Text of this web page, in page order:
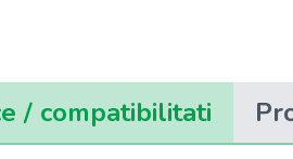
/ compatibilitati